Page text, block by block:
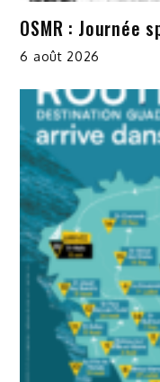
OSMR : Journée
6 août 2026